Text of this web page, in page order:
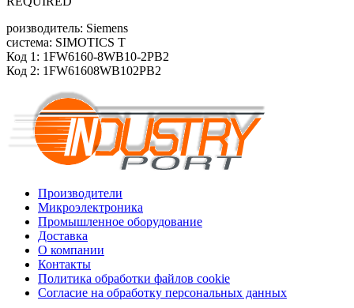
роизводитель: Siemens
система: SIMOTICS T
Код 1: 1FW6160-8WB10-2PB2
Код 2: 1FW61608WB102PB2
Производители
Микроэлектроника
Промышленное оборудование
Доставка
О компании
Контакты
Политика обработки файлов cookie
Согласие на обработку персональных данных